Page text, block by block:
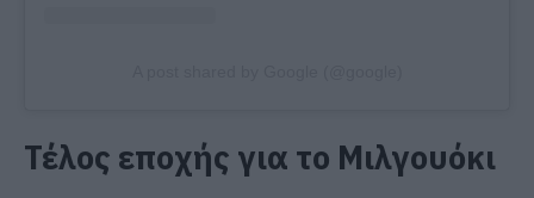
Τέλος εποχής για το Μιλγουόκι